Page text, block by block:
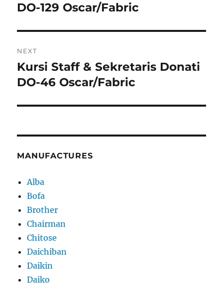
post:
DO-129 Oscar/Fabric
NEXT
Next
post:
Kursi Staff & Sekretaris Donati
DO-46 Oscar/Fabric
MANUFACTURES
Alba
Bofa
Brother
Chairman
Chitose
Daichiban
Daikin
Daiko